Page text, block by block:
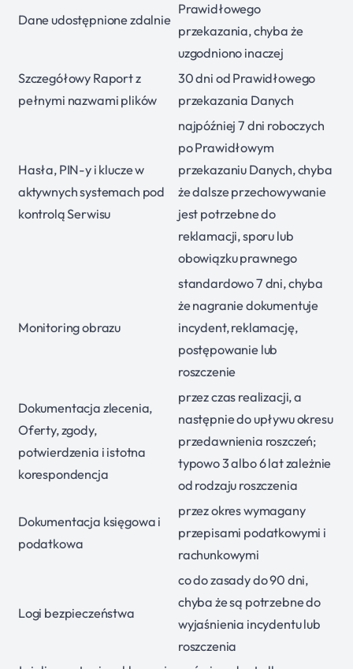
Dane udostępnione zdalnie
Prawidłowego
przekazania, chyba że
uzgodniono inaczej
Szczegółowy Raport z
pełnymi nazwami plików
30 dni od Prawidłowego
przekazania Danych
Hasła, PIN-y i klucze w
aktywnych systemach pod
kontrolą Serwisu
najpóźniej 7 dni roboczych
po Prawidłowym
przekazaniu Danych, chyba
że dalsze przechowywanie
jest potrzebne do
reklamacji, sporu lub
obowiązku prawnego
Monitoring obrazu
standardowo 7 dni, chyba
że nagranie dokumentuje
incydent, reklamację,
postępowanie lub
roszczenie
Dokumentacja zlecenia,
Oferty, zgody,
potwierdzenia i istotna
korespondencja
przez czas realizacji, a
następnie do upływu okresu
przedawnienia roszczeń;
typowo 3 albo 6 lat zależnie
od rodzaju roszczenia
Dokumentacja księgowa i
podatkowa
przez okres wymagany
przepisami podatkowymi i
rachunkowymi
Logi bezpieczeństwa
co do zasady do 90 dni,
chyba że są potrzebne do
wyjaśnienia incydentu lub
roszczenia